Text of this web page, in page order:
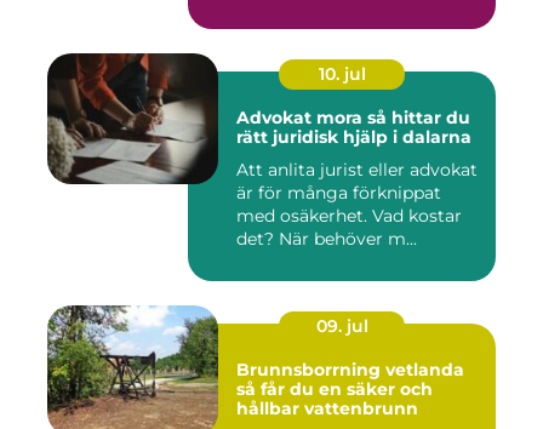
10. jul
Advokat mora så hittar du
rätt juridisk hjälp i dalarna
Att anlita jurist eller advokat
är för många förknippat
med osäkerhet. Vad kostar
det? När behöver m...
09. jul
Brunnsborrning vetlanda
så får du en säker och
hållbar vattenbrunn